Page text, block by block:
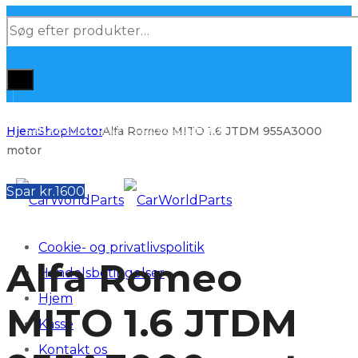
Products
Cookie- og privatlivspolitik
Handelsbetingelser
Hjem
Kasse
Kontakt os
HjemShopMotorAlfa Romeo MITO 1.6 JTDM 955A3000
motor
Spar kr.1600
Alfa Romeo
MITO 1.6 JTDM